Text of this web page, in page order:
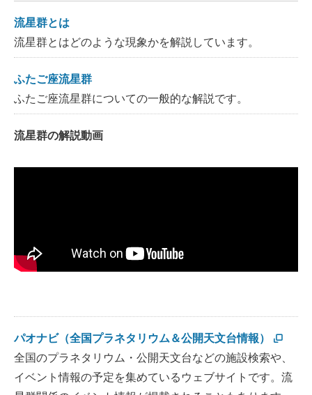
流星群とは
流星群とはどのような現象かを解説しています。
ふたご座流星群
ふたご座流星群についての一般的な解説です。
流星群の解説動画
パオナビ（全国プラネタリウム＆公開天文台情報）
全国のプラネタリウム・公開天文台などの施設検索や、
イベント情報の予定を集めているウェブサイトです。流